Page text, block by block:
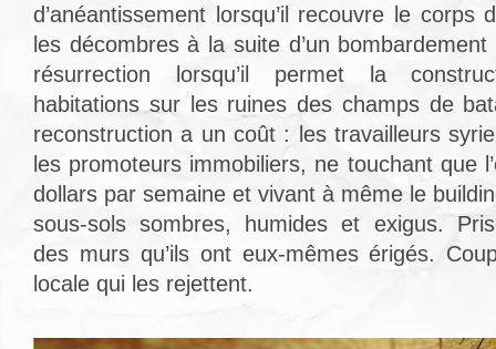
d’anéantissement lorsqu’il recouvre le corps
les décombres à la suite d’un
résurrection lorsqu’il permet la
habitations sur les ruines des champs de
reconstruction a un coût : les travailleurs
les promoteurs immobiliers, ne touchant que
dollars par semaine et vivant à même le
sous-sols sombres, humides et exigus.
des murs qu’ils ont eux-mêmes érigés.
locale qui les rejettent.